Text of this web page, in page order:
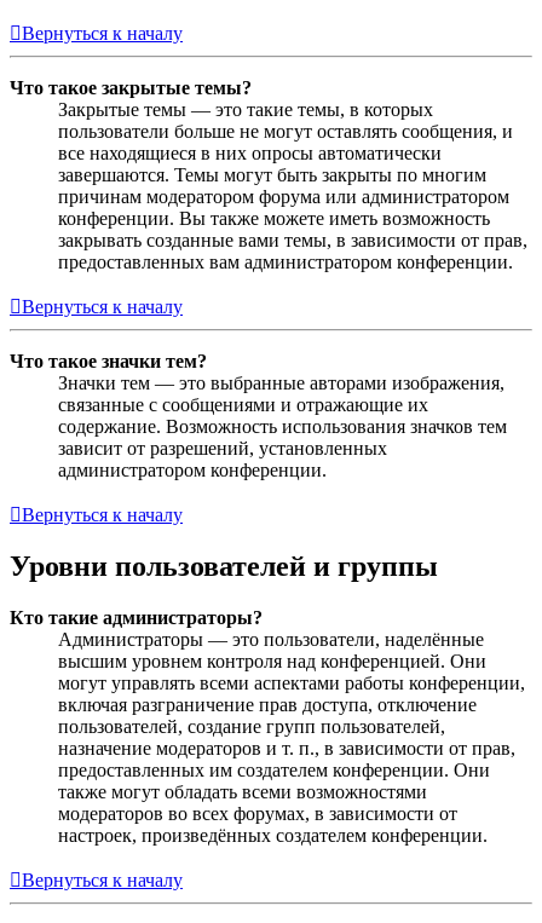
Вернуться к началу
Что такое закрытые темы?
Закрытые темы — это такие темы, в которых
пользователи больше не могут оставлять сообщения, и
все находящиеся в них опросы автоматически
завершаются. Темы могут быть закрыты по многим
причинам модератором форума или администратором
конференции. Вы также можете иметь возможность
закрывать созданные вами темы, в зависимости от прав,
предоставленных вам администратором конференции.
Вернуться к началу
Что такое значки тем?
Значки тем — это выбранные авторами изображения,
связанные с сообщениями и отражающие их
содержание. Возможность использования значков тем
зависит от разрешений, установленных
администратором конференции.
Вернуться к началу
Уровни пользователей и группы
Кто такие администраторы?
Администраторы — это пользователи, наделённые
высшим уровнем контроля над конференцией. Они
могут управлять всеми аспектами работы конференции,
включая разграничение прав доступа, отключение
пользователей, создание групп пользователей,
назначение модераторов и т. п., в зависимости от прав,
предоставленных им создателем конференции. Они
также могут обладать всеми возможностями
модераторов во всех форумах, в зависимости от
настроек, произведённых создателем конференции.
Вернуться к началу